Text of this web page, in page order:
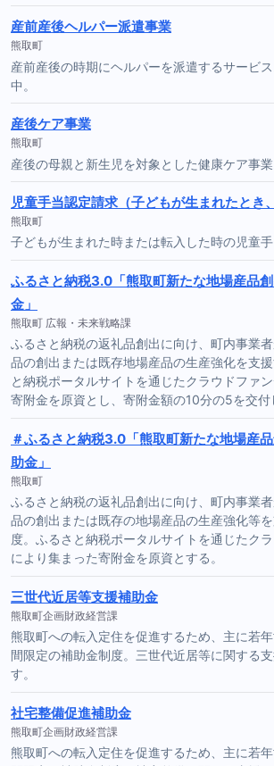
産前産後ヘルパー派遣事業
熊取町
産前産後の時期にヘルパーを派遣するサービ
中。
産後ケア事業
熊取町
産後の母親と新生児を対象とした健康ケア事業
児童手当認定請求（子どもが生まれたとき
熊取町
子どもが生まれた時または転入した時の児童手
ふるさと納税3.0「熊取町新たな地場産品
金」
熊取町 広報・未来戦略課
ふるさと納税の返礼品創出に向け、町内事業
品の創出または既存地場産品の生産強化を支
と納税ポータルサイトを通じたクラウドファ
寄附金を原資とし、寄附金額の10分の5を交付
＃ふるさと納税3.0「熊取町新たな地場産
助金」
熊取町
ふるさと納税の返礼品創出に向け、町内事業
品の創出または既存の地場産品の生産強化等
度。ふるさと納税ポータルサイトを通じたク
により集まった寄附金を原資とする。
三世代近居等支援補助金
熊取町企画財政経営課
熊取町への転入定住を促進するため、主に若
間限定の補助金制度。三世代近居等に関する
す。
社宅整備促進補助金
熊取町企画財政経営課
熊取町への転入定住を促進するため、主に若